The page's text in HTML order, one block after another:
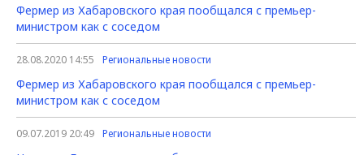
Фермер из Хабаровского края пообщался с премьер-
министром как с соседом
28.08.2020 14:55 Региональные новости
Фермер из Хабаровского края пообщался с премьер-
министром как с соседом
09.07.2019 20:49 Региональные новости